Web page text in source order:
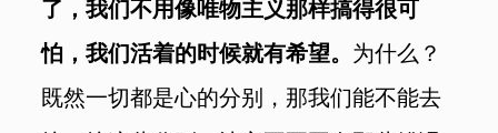
了，我们不用像唯物主义那样搞得很可
怕，我们活着的时候就有希望。 为什么？
既然一切都是心的分别，那我们能不能去